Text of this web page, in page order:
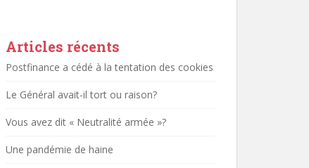
Articles récents
Postfinance a cédé à la tentation des cookies
Le Général avait-il tort ou raison?
Vous avez dit « Neutralité armée »?
Une pandémie de haine